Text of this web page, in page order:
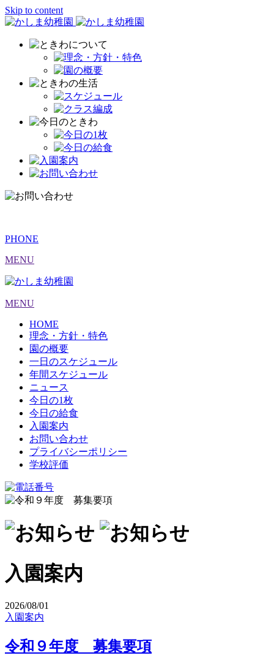
Skip to content
PHONE
MENU
MENU
HOME
理念・方針・特色
園の概要
一日のスケジュール
年間スケジュール
ニュース
今日の1枚
今日の給食
入園案内
お問い合わせ
プライバシーポリシー
学校評価
入園案内
2026/08/01
入園案内
令和９年度 募集要項